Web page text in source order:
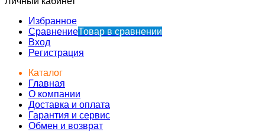
Избранное
СравнениеТовар в сравнении
Вход
Регистрация
Каталог
Главная
О компании
Доставка и оплата
Гарантия и сервис
Обмен и возврат